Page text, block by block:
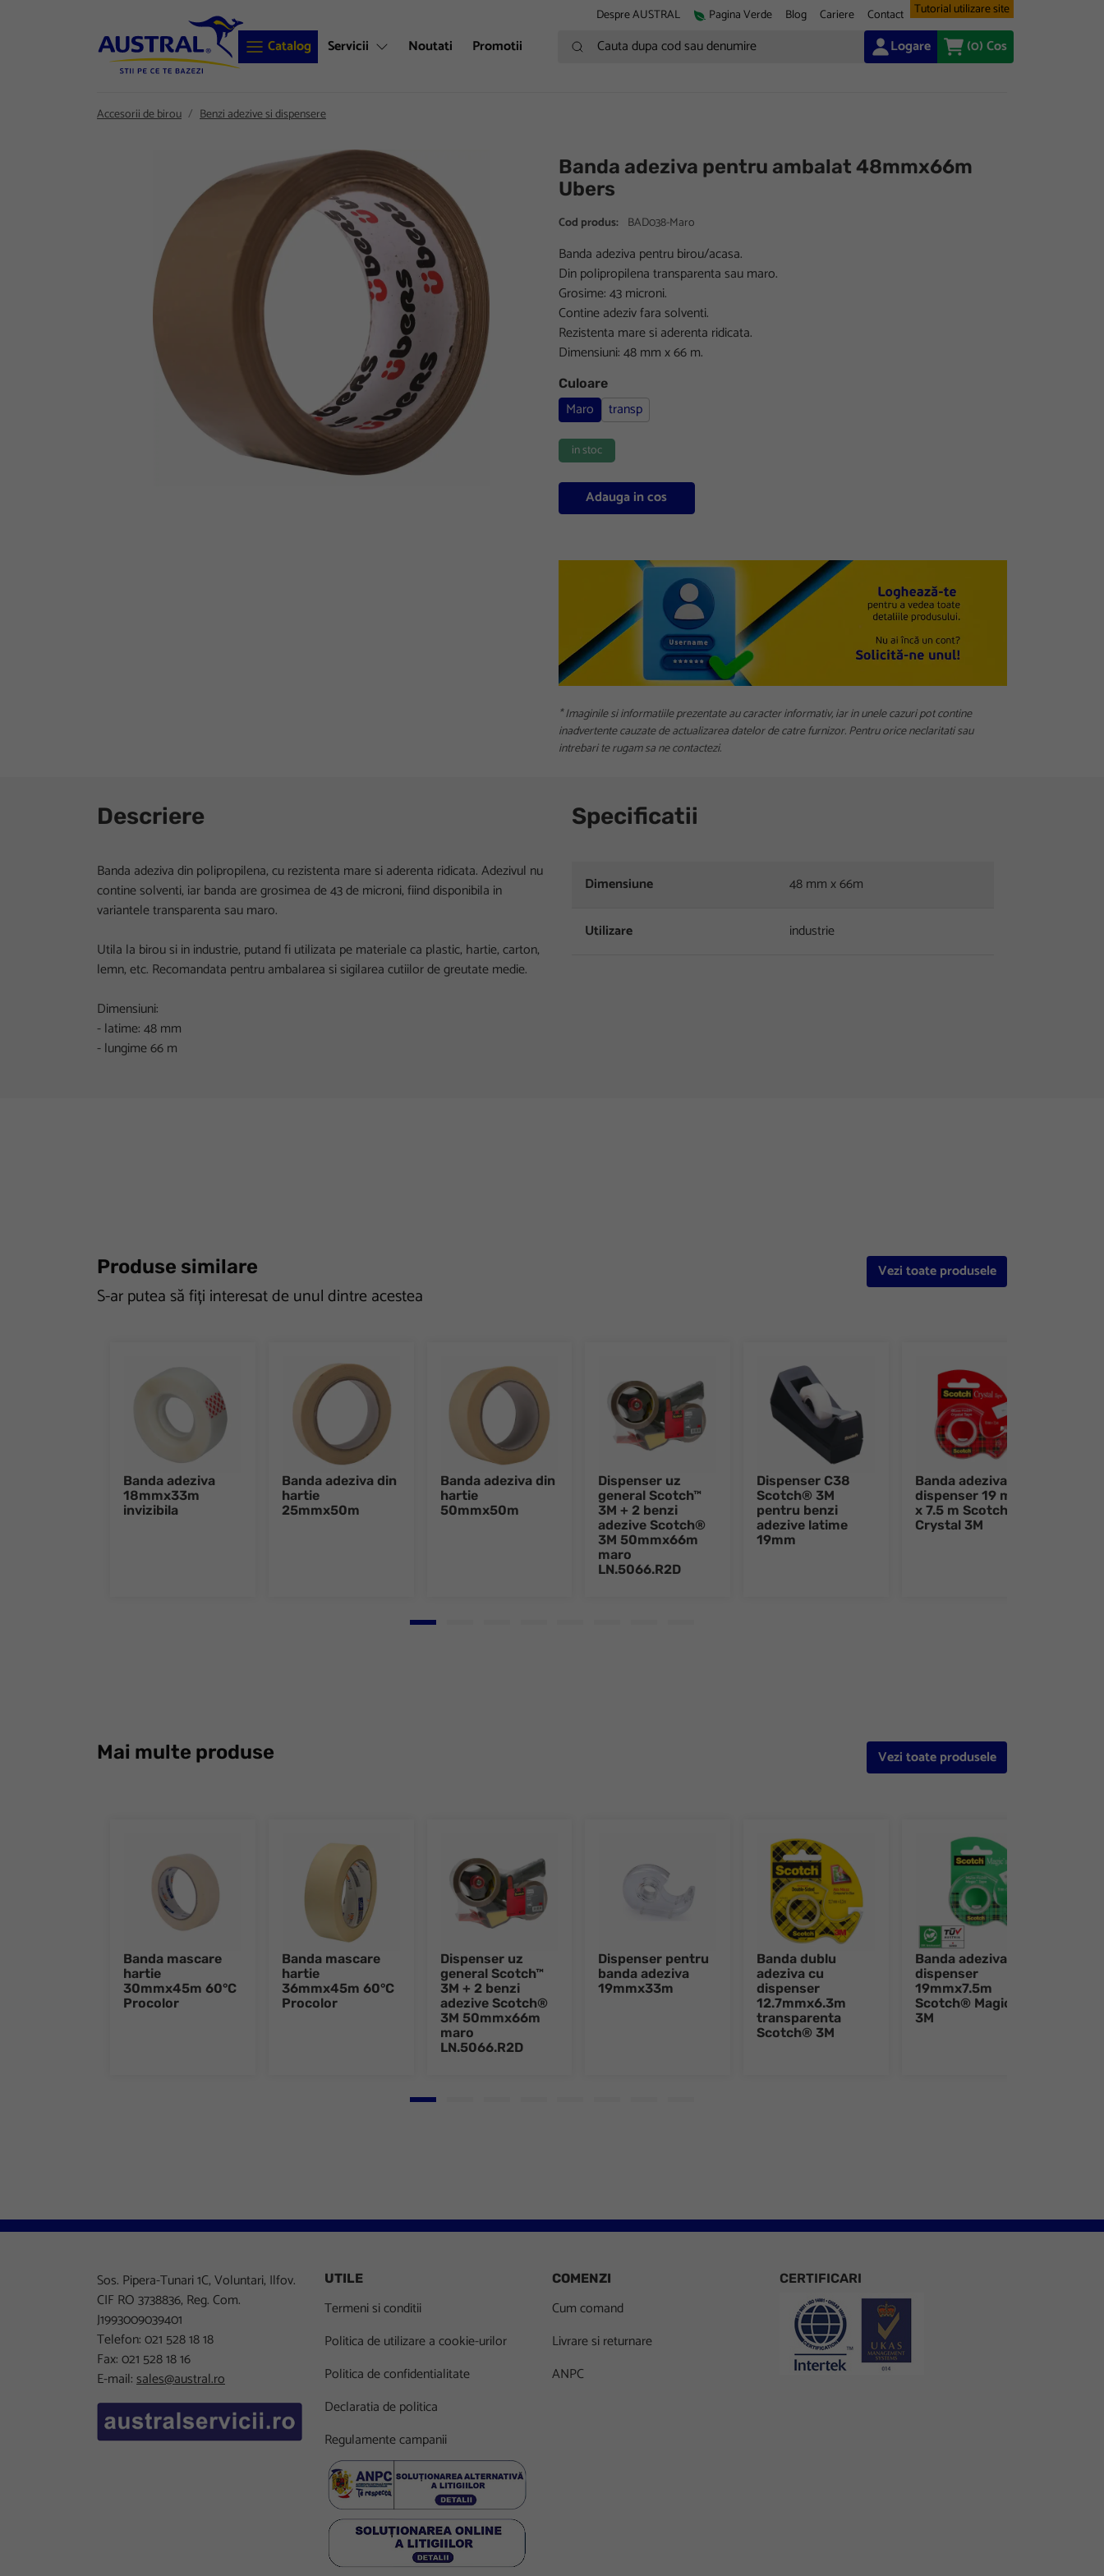
Despre AUSTRAL Pagina Verde Blog Cariere Contact Tutorial utilizare site
Catalog Servicii Noutati Promotii Cauta dupa cod sau denumire Logare (0)Cos
Accesorii de birou Benzi adezive si dispensere
Banda adeziva pentru ambalat 48mmx66m
Ubers
Cod produs: BAD038-Maro
Banda adeziva pentru birou/acasa.
Din polipropilena transparenta sau maro.
Grosime: 43 microni.
Contine adeziv fara solventi.
Rezistenta mare si aderenta ridicata.
Dimensiuni: 48 mm x 66 m.
Culoare
Maro transp
in stoc
Adauga in cos
* Imaginile si informatiile prezentate au caracter informativ, iar in unele cazuri pot contine
inadvertente cauzate de actualizarea datelor de catre furnizor. Pentru orice neclaritati sau
intrebari te rugam sa ne contactezi.
Descriere
Banda adeziva din polipropilena, cu rezistenta mare si aderenta ridicata. Adezivul nu
contine solventi, iar banda are grosimea de 43 de microni, fiind disponibila in
variantele transparenta sau maro.
Utila la birou si in industrie, putand fi utilizata pe materiale ca plastic, hartie, carton,
lemn, etc. Recomandata pentru ambalarea si sigilarea cutiilor de greutate medie.
Dimensiuni:
- latime: 48 mm
- lungime 66 m
Specificatii
Dimensiune 48 mm x 66m
Utilizare industrie
Produse similare
S-ar putea să fiți interesat de unul dintre acestea
Vezi toate produsele
Banda adeziva
18mmx33m
invizibila
Banda adeziva din
hartie
25mmx50m
Banda adeziva din
hartie
50mmx50m
Dispenser uz
general Scotch™
3M + 2 benzi
adezive Scotch®
3M 50mmx66m
maro
LN.5066.R2D
Dispenser C38
Scotch® 3M
pentru benzi
adezive latime
19mm
Banda adeziva cu
dispenser 19 mm
x 7.5 m Scotch®
Crystal 3M
Go to slide 1
Mai multe produse Vezi toate produsele
Banda mascare
hartie
30mmx45m 60°C
Procolor
Banda mascare
hartie
36mmx45m 60°C
Procolor
Dispenser uz
general Scotch™
3M + 2 benzi
adezive Scotch®
3M 50mmx66m
maro
LN.5066.R2D
Dispenser pentru
banda adeziva
19mmx33m
Banda dublu
adeziva cu
dispenser
12.7mmx6.3m
transparenta
Scotch® 3M
Banda adeziva cu
dispenser
19mmx7.5m
Scotch® Magic™
3M
Go to slide 1
Sos. Pipera-Tunari 1C, Voluntari, Ilfov.
CIF RO 3738836, Reg. Com.
J1993009039401
Telefon: 021 528 18 18
Fax: 021 528 18 16
E-mail:sales@austral.ro
UTILE
Termeni si conditii
Politica de utilizare a cookie-urilor
Politica de confidentialitate
Declaratia de politica
Regulamente campanii
COMENZI
Cum comand
Livrare si returnare
ANPC
CERTIFICARI